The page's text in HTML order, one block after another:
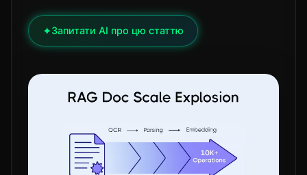
✦Запитати AI про цю статтю